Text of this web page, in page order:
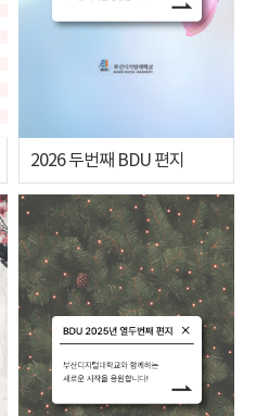
2026 두번째 BDU 편지